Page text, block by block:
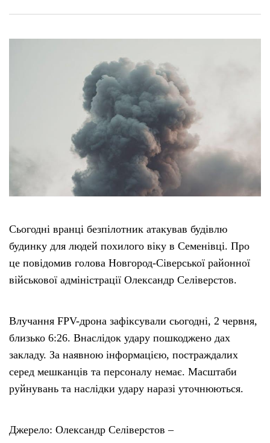
Сьогодні вранці безпілотник атакував будівлю
будинку для людей похилого віку в Семенівці. Про
це повідомив голова Новгород-Сіверської районної
військової адміністрації Олександр Селіверстов.
Влучання FPV-дрона зафіксували сьогодні, 2 червня,
близько 6:26. Внаслідок удару пошкоджено дах
закладу. За наявною інформацією, постраждалих
серед мешканців та персоналу немає. Масштаби
руйнувань та наслідки удару наразі уточнюються.
Джерело: Олександр Селіверстов –